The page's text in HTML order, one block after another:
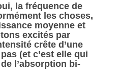
la fréquence de
les choses,
moyenneet
excités par
crête d’une
(et c’est elle qui
l’absorption bi-